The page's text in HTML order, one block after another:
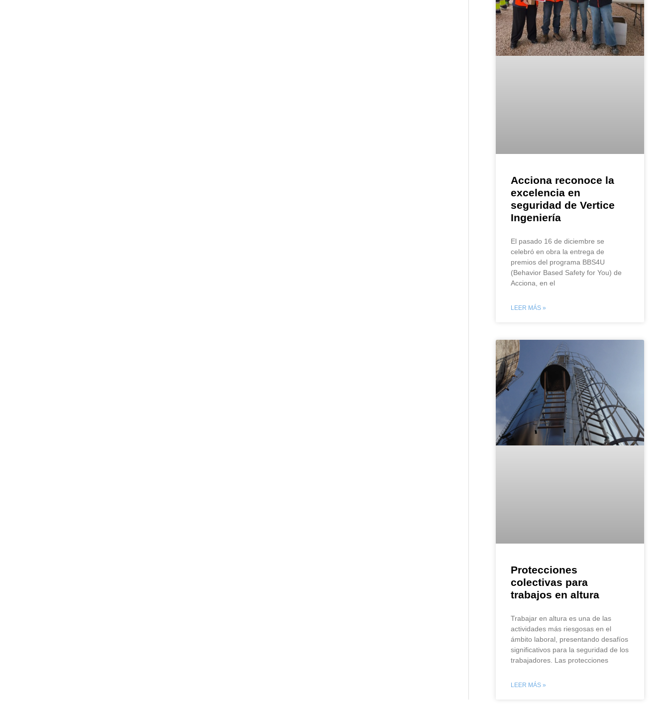
Acciona reconoce la
excelencia en
seguridad de Vertice
Ingeniería
El pasado 16 de diciembre se
celebró en obra la entrega de
premios del programa BBS4U
(Behavior Based Safety for You) de
Acciona, en el
LEER MÁS »
Protecciones
colectivas para
trabajos en altura
Trabajar en altura es una de las
actividades más riesgosas en el
ámbito laboral, presentando desafíos
significativos para la seguridad de los
trabajadores. Las protecciones
LEER MÁS »